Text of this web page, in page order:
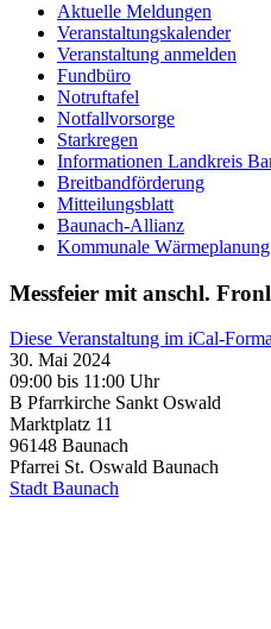
Aktuelle Meldungen
Veranstaltungskalender
Veranstaltung anmelden
Fundbüro
Notruftafel
Notfallvorsorge
Starkregen
Informationen Landkreis
Breitbandförderung
Mitteilungsblatt
Baunach-Allianz
Kommunale Wärmeplanung
Messfeier mit anschl.
Diese Veranstaltung im iCal-
30. Mai 2024
09:00 bis 11:00 Uhr
B Pfarrkirche Sankt Oswald
Marktplatz 11
96148 Baunach
Pfarrei St. Oswald Baunach
Stadt Baunach